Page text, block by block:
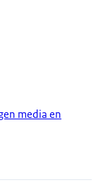
media en